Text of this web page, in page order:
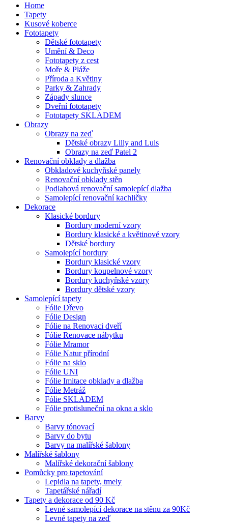
Home
Tapety
Kusové koberce
Fototapety
Dětské fototapety
Umění & Deco
Fototapety z cest
Moře & Pláže
Příroda a Květiny
Parky & Zahrady
Západy slunce
Dveřní fototapety
Fototapety SKLADEM
Obrazy
Obrazy na zeď
Dětské obrazy Lilly and Luis
Obrazy na zeď Patel 2
Renovační obklady a dlažba
Obkladové kuchyňské panely
Renovační obklady stěn
Podlahová renovační samolepící dlažba
Samolepící renovační kachličky
Dekorace
Klasické bordury
Bordury moderní vzory
Bordury klasické a květinové vzory
Dětské bordury
Samolepící bordury
Bordury klasické vzory
Bordury koupelnové vzory
Bordury kuchyňské vzory
Bordury dětské vzory
Samolepící tapety
Fólie Dřevo
Fólie Design
Fólie na Renovaci dveří
Fólie Renovace nábytku
Fólie Mramor
Fólie Natur přírodní
Fólie na sklo
Fólie UNI
Fólie Imitace obklady a dlažba
Fólie Metráž
Fólie SKLADEM
Fólie protisluneční na okna a sklo
Barvy
Barvy tónovací
Barvy do bytu
Barvy na malířské šablony
Malířské šablony
Malířské dekorační šablony
Pomůcky pro tapetování
Lepidla na tapety, tmely
Tapetářské nářadí
Tapety a dekorace od 90 Kč
Levné samolepící dekorace na stěnu za 90Kč
Levné tapety na zeď